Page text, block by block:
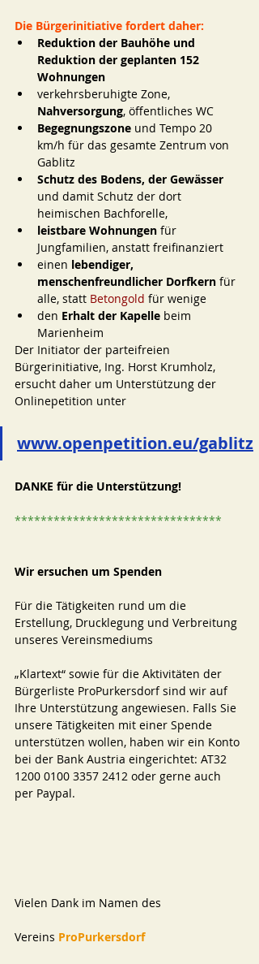
Die Bürgerinitiative fordert daher:
Reduktion der Bauhöhe und
Reduktion der geplanten 152
Wohnungen
verkehrsberuhigte Zone,
Nahversorgung, öffentliches WC
Begegnungszone und Tempo 20
km/h für das gesamte Zentrum von
Gablitz
Schutz des Bodens, der Gewässer
und damit Schutz der dort
heimischen Bachforelle,
leistbare Wohnungen für
Jungfamilien, anstatt freifinanziert
einen lebendiger,
menschenfreundlicher Dorfkern für
alle, statt Betongold für wenige
den Erhalt der Kapelle beim
Marienheim
Der Initiator der parteifreien
Bürgerinitiative, Ing. Horst Krumholz,
ersucht daher um Unterstützung der
Onlinepetition unter
www.openpetition.eu/gablitz
DANKE für die Unterstützung!
********************************
Wir ersuchen um Spenden
Für die Tätigkeiten rund um die
Erstellung, Drucklegung und Verbreitung
unseres Vereinsmediums
„Klartext“ sowie für die Aktivitäten der
Bürgerliste ProPurkersdorf sind wir auf
Ihre Unterstützung angewiesen. Falls Sie
unsere Tätigkeiten mit einer Spende
unterstützen wollen, haben wir ein Konto
bei der Bank Austria eingerichtet: AT32
1200 0100 3357 2412 oder gerne auch
per Paypal.
Vielen Dank im Namen des
Vereins ProPurkersdorf